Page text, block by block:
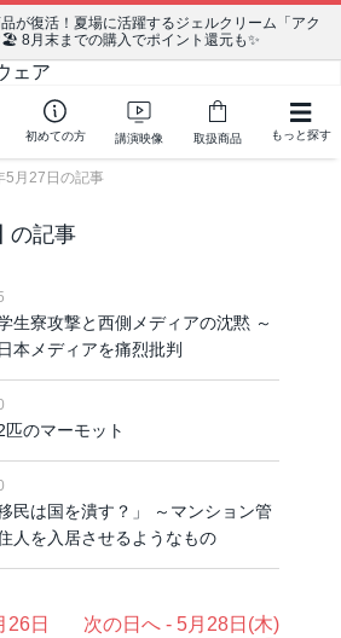
が復活！夏場に活躍するジェルクリーム「アク
8月末までの購入でポイント還元も✨
初めての方 講演映像 取扱商品 もっと探す
5月27日の記事
の記事
生寮攻撃と西側メディアの沈黙 ～
本メディアを痛烈批判
匹のマーモット
民は国を潰す？」 ～マンション管
人を入居させるようなもの
26日
次の日へ - 5月28日(木)